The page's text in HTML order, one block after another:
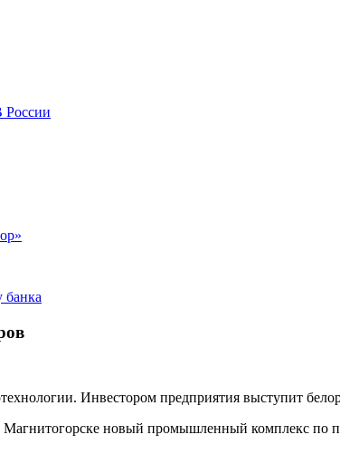
России
банка
Инвестором предприятия выступит
новый промышленный комплекс по